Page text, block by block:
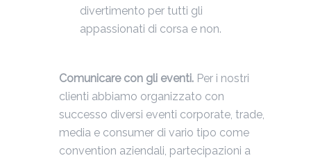
divertimento per tutti gli
appassionati di corsa e non.
Comunicare con gli eventi. Per i nostri
clienti abbiamo organizzato con
successo diversi eventi corporate, trade,
media e consumer di vario tipo come
convention aziendali, partecipazioni a